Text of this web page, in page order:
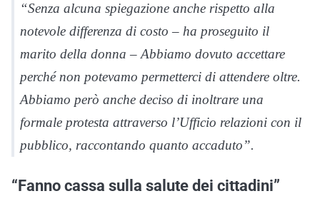
“Senza alcuna spiegazione anche rispetto alla
notevole differenza di costo – ha proseguito il
marito della donna – Abbiamo dovuto accettare
perché non potevamo permetterci di attendere oltre.
Abbiamo però anche deciso di inoltrare una
formale protesta attraverso l’Ufficio relazioni con il
pubblico, raccontando quanto accaduto”.
“Fanno cassa sulla salute dei cittadini”